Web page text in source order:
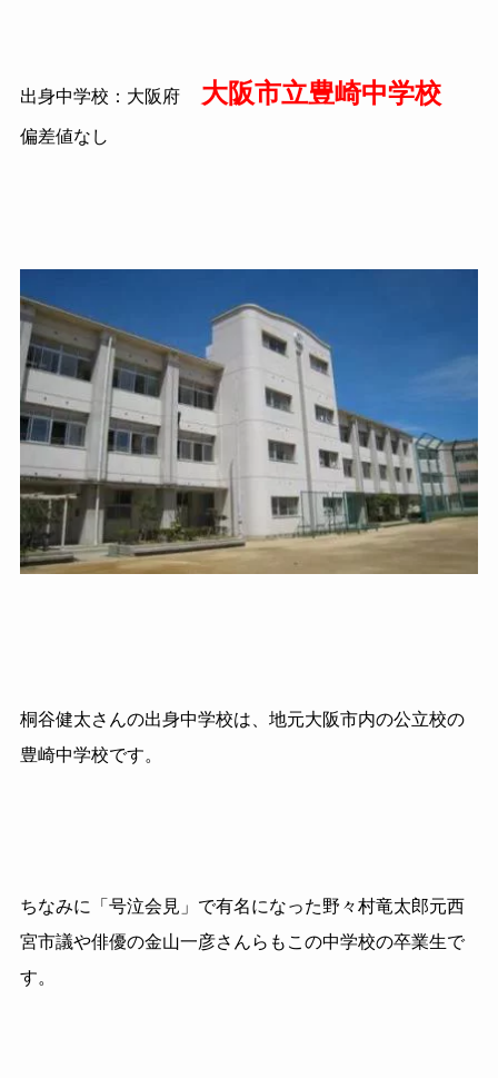
出身中学校：大阪府 大阪市立豊崎中学校
偏差値なし
桐谷健太さんの出身中学校は、地元大阪市内の公立校の
豊崎中学校です。
ちなみに「号泣会見」で有名になった野々村竜太郎元西
宮市議や俳優の金山一彦さんらもこの中学校の卒業生で
す。